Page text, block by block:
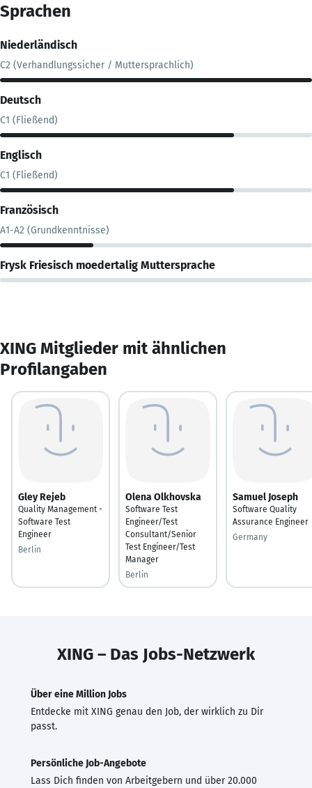
Sprachen
Niederländisch
C2 (Verhandlungssicher / Muttersprachlich)
Deutsch
C1 (Fließend)
Englisch
C1 (Fließend)
Französisch
A1-A2 (Grundkenntnisse)
Frysk Friesisch moedertalig Muttersprache
XING Mitglieder mit ähnlichen
Profilangaben
Gley Rejeb
Quality Management -
Software Test
Engineer
Berlin
Olena Olkhovska
Software Test
Engineer/Test
Consultant/Senior
Test Engineer/Test
Manager
Berlin
Samuel Joseph
Software Quality
Assurance Engineer
Germany
XING – Das Jobs-Netzwerk
Über eine Million Jobs
Entdecke mit XING genau den Job, der wirklich zu Dir
passt.
Persönliche Job-Angebote
Lass Dich finden von Arbeitgebern und über 20.000